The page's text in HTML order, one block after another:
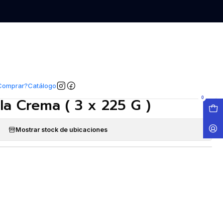
Catálogo
0
AL CARRO
|
Ambiental Aerosol Arom
Crema ( 3 x 225 G )
Mostrar stock de ubicaciones